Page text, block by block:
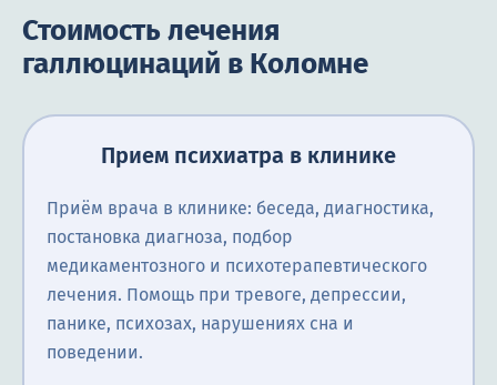
Стоимость лечения
галлюцинаций в Коломне
Прием психиатра в клинике
Приём врача в клинике: беседа, диагностика,
постановка диагноза, подбор
медикаментозного и психотерапевтического
лечения. Помощь при тревоге, депрессии,
панике, психозах, нарушениях сна и
поведении.